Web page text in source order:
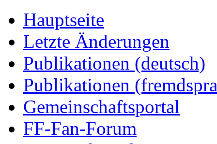
Hauptseite
Letzte Änderungen
Publikationen (deutsch)
Publikationen
Gemeinschaftsportal
FF-Fan-Forum